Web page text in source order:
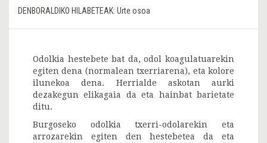
DENBORALDIKO HILABETEAK: Urte osoa
Odolkia hestebete bat da, odol koagulatuarekin
egiten dena (normalean txerriarena), eta kolore
ilunekoa dena. Herrialde askotan aurki
dezakegun elikagaia da eta hainbat barietate
ditu.
Burgoseko odolkia txerri-odolarekin eta
arrozarekin egiten den hestebetea da eta